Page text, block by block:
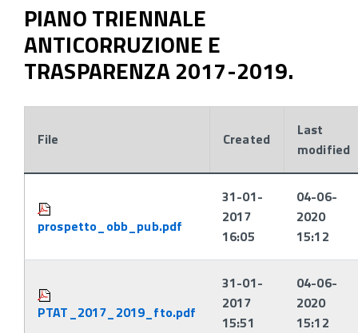
PIANO TRIENNALE
ANTICORRUZIONE E
TRASPARENZA 2017-2019.
File Created
Last
modified
prospetto_obb_pub.pdf
31-01-
2017
16:05
04-06-
2020
15:12
PTAT_2017_2019_fto.pdf
31-01-
2017
15:51
04-06-
2020
15:12